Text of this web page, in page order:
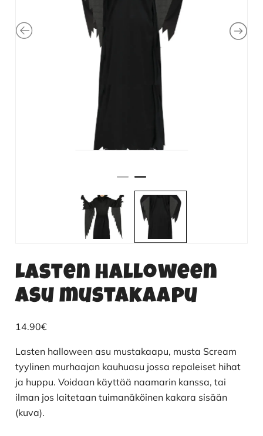
Lasten halloween
asu mustakaapu
14.90€
Lasten halloween asu mustakaapu, musta Scream
tyylinen murhaajan kauhuasu jossa repaleiset hihat
ja huppu. Voidaan käyttää naamarin kanssa, tai
ilman jos laitetaan tuimanäköinen kakara sisään
(kuva).